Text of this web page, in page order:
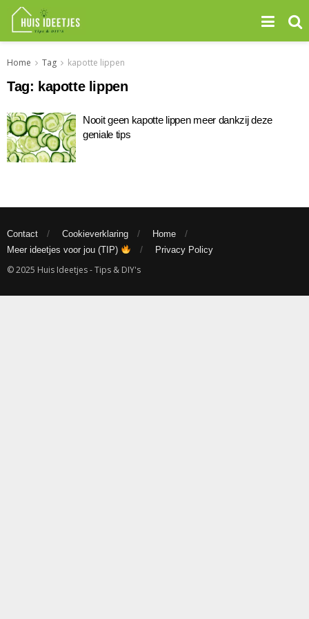
Home Tag kapotte lippen
Tag: kapotte lippen
Nooit geen kapotte lippen meer dankzij deze
geniale tips
Contact Cookieverklaring
Home
Meer ideetjes voor jou (TIP)
Privacy Policy
© 2025 Huis Ideetjes - Tips & DIY's